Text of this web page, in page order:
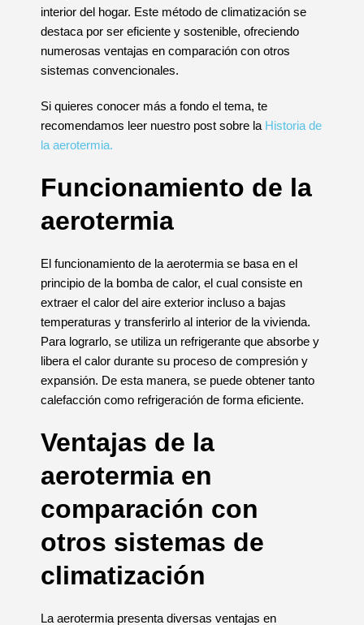
interior del hogar. Este método de climatización se
destaca por ser eficiente y sostenible, ofreciendo
numerosas ventajas en comparación con otros
sistemas convencionales.
Si quieres conocer más a fondo el tema, te
recomendamos leer nuestro post sobre la Historia de
la aerotermia.
Funcionamiento de la
aerotermia
El funcionamiento de la aerotermia se basa en el
principio de la bomba de calor, el cual consiste en
extraer el calor del aire exterior incluso a bajas
temperaturas y transferirlo al interior de la vivienda.
Para lograrlo, se utiliza un refrigerante que absorbe y
libera el calor durante su proceso de compresión y
expansión. De esta manera, se puede obtener tanto
calefacción como refrigeración de forma eficiente.
Ventajas de la
aerotermia en
comparación con
otros sistemas de
climatización
La aerotermia presenta diversas ventajas en